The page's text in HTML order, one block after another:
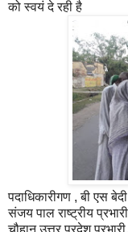
को स्वयं दे रही है
पदाधिकारीगण , बी एस
संजय पाल राष्ट्रीय